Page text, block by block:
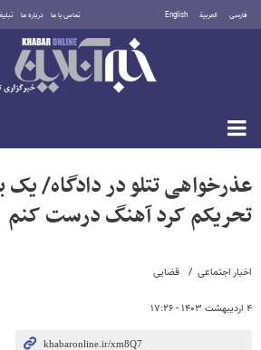
فارسی العربية English تماس با ما درباره ما
جمعه ۱۶ مرداد ۱۴۰۵
اخبار اجتماعی قضایی
۴ اردیبهشت ۱۴۰۳ - ۱۷:۲۶
عذرخواهی تتلو در دادگاه/ یک
تحریکم کرد آهنگ درست کنم